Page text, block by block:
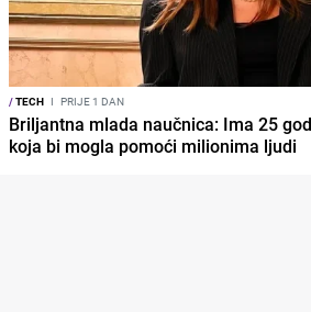
/TECH I PRIJE 1 DAN
Briljantna mlada naučnica: Ima 25
koja bi mogla pomoći milionima ljudi